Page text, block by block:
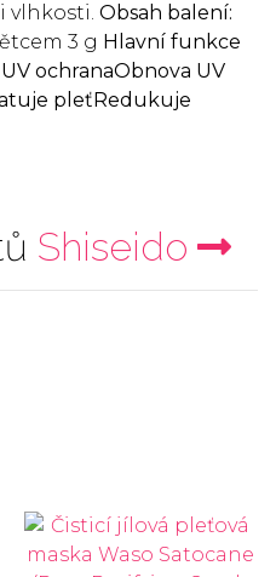
vlhkosti. Obsah balení:
3 g Hlavní funkce
ochranaObnova UV
pleťRedukuje
Shiseido